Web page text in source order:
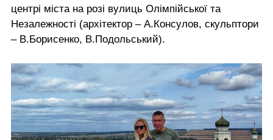
центрі міста на розі вулиць Олімпійської та
Незалежності (архітектор – А.Консулов, скульптори
– В.Борисенко, В.Подольський).